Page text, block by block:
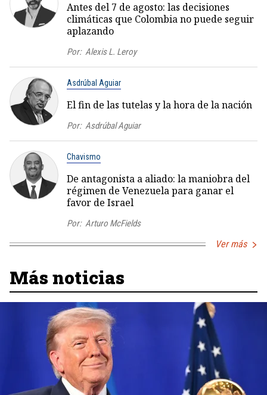
Antes del 7 de agosto: las decisiones
climáticas que Colombia no puede seguir
aplazando
Por: Alexis L. Leroy
Asdrúbal Aguiar
El fin de las tutelas y la hora de la nación
Por: Asdrúbal Aguiar
Chavismo
De antagonista a aliado: la maniobra del
régimen de Venezuela para ganar el
favor de Israel
Por: Arturo McFields
Ver más
Más noticias